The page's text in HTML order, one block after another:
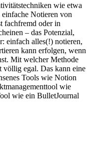
wie etwa
Notieren von
fachfremd oder in
– das Potenzial,
einfach alles(!) notieren,
kann erfolgen, wenn
Mit welcher Methode
völlig egal. Das kann eine
Tools wie Notion
wie
wie ein BulletJournal